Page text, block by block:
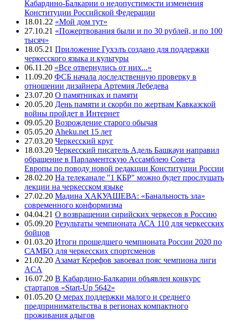
Кабардино-Балкарии о недопустимости изменения
Конституции Российской Федерации
18.01.22 «Мой дом тут»
27.10.21 «Пожертвования были и по 30 рублей, и по 100
тысяч»
18.05.21 Приложение Гухэлъ создано для поддержки
черкесского языка и культуры
06.11.20 «Все отвернулись от них...»
11.09.20 ФСБ начала доследственную проверку в
отношении дизайнера Артемия Лебедева
23.07.20 О памятниках и памяти
20.05.20 День памяти и скорби по жертвам Кавказской
войны пройдет в Интернет
09.05.20 Возрождение старого обычая
05.05.20 Aheku.net 15 лет
27.03.20 Черкесский круг
18.03.20 Черкесский писатель Адель Башкауи направил
обращение в Парламентскую Ассамблею Совета
Европы по поводу новой редакции Конституции России
28.02.20 На телеканале "1 КБР" можно будет прослушать
лекции на черкесском языке
27.02.20 Мадина ХАКУАШЕВА: «Банальность зла»
современного конформизма
04.04.21 О возвращении сирийских черкесов в Россию
05.09.20 Результаты чемпионата АСА 110 для черкесских
бойцов
01.03.20 Итоги прошедшего чемпионата России 2020 по
САМБО для черкесских спортсменов
21.02.20 Азамат Керефов завоевал пояс чемпиона лиги
ACA
16.07.20 В Кабардино-Балкарии объявлен конкурс
стартапов «Start-Up 5642»
01.05.20 О мерах поддержки малого и среднего
предпринимательства в регионах компактного
проживания адыгов